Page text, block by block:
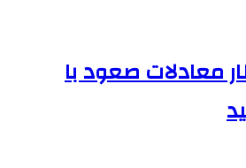
معادلات صعود با